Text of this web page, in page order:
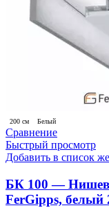
200 см Белый
Сравнение
Быстрый просмотр
Добавить в список
БК 100 —
FerGipps, белый